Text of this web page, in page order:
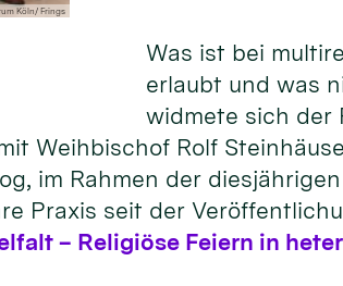
Köln/ Frings
Was ist bei
erlaubt und was
widmete sich der
Weihbischof Rolf
im Rahmen der
Praxis seit der
– Religiöse Feiern in